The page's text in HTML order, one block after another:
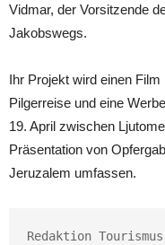
Vidmar, der Vorsitzende
Jakobswegs.
Ihr Projekt wird einen
Pilgerreise und eine
19. April zwischen
Präsentation von
Jeruzalem umfassen.
Redaktion Tourismus